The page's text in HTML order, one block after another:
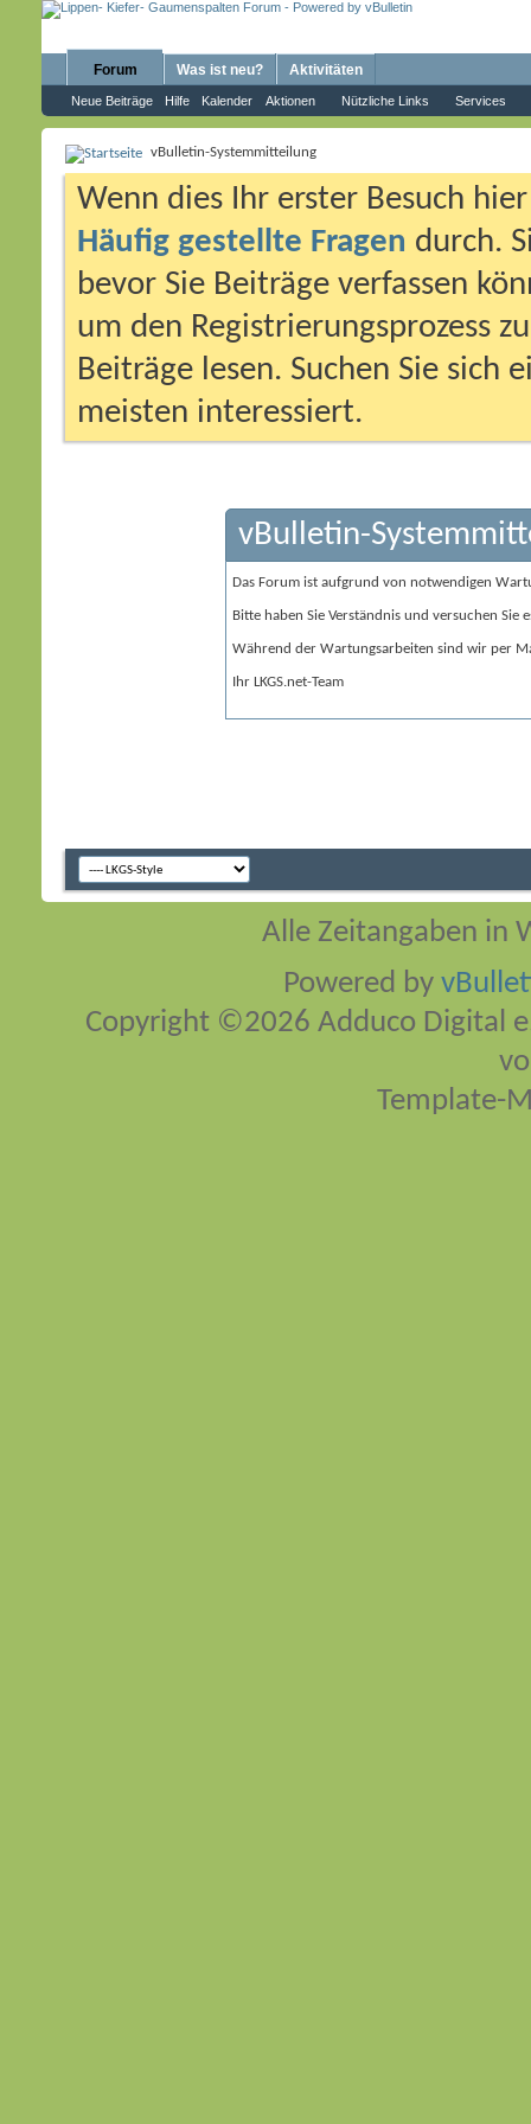
Forum
Neue Beiträge Hilfe Kalender Aktionen Nützliche Links Services
Was ist neu? Aktivitäten
vBulletin-Systemmitteilung
Wenn dies Ihr erster Besuch
Häufig gestellte Fragen durch.
bevor Sie Beiträge verfassen
um den Registrierungsprozess
Beiträge lesen. Suchen Sie sich
meisten interessiert.
vBulletin-
Das Forum ist aufgrund von notwendigen
Bitte haben Sie Verständnis und versuchen Sie
Während der Wartungsarbeiten sind wir per
Ihr LKGS.net-Team
Alle Zeitangaben in
Powered by
Copyright ©2026 Adduco Digital
Template-